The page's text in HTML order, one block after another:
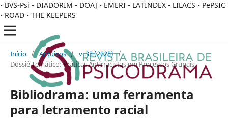
• BVS-Psi • DIADORIM • DOAJ • EMERI • LATINDEX • LILACS • PePSIC
• ROAD • THE KEEPERS
Início / Arquivos / v. 33 (2025) /
Dossiê Temático: Práticas Antirracistas em Processos Grupais
Bibliodrama: uma ferramenta
para letramento racial